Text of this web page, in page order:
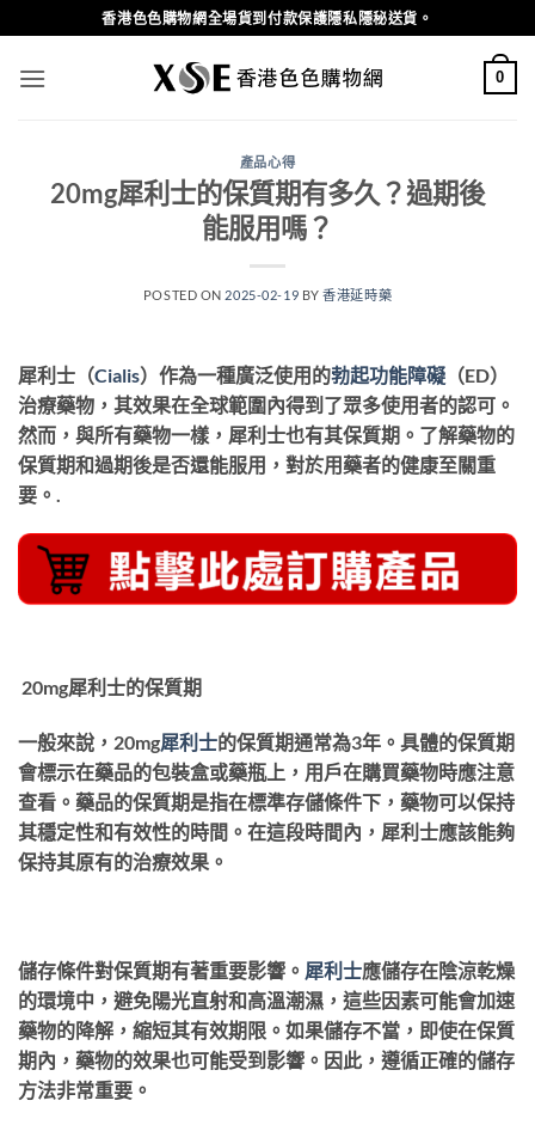
to
content
香港色色購物網全場貨到付款保護隱私隱秘送貨。
0
產品心得
20mg犀利士的保質期有多久？過期後
能服用嗎？
POSTED ON 2025-02-19 BY香港延時藥
犀利士（Cialis）作為一種廣泛使用的勃起功能障礙 （ED）
治療藥物，其效果在全球範圍內得到了眾多使用者的認可。
然而，與所有藥物一樣，犀利士也有其保質期。了解藥物的
保質期和過期後是否還能服用，對於用藥者的健康至關重
要。.
20mg犀利士的保質期
一般來說，20mg犀利士的保質期通常為3年。具體的保質期
會標示在藥品的包裝盒或藥瓶上，用戶在購買藥物時應注意
查看。藥品的保質期是指在標準存儲條件下，藥物可以保持
其穩定性和有效性的時間。在這段時間內，犀利士應該能夠
保持其原有的治療效果。
儲存條件對保質期有著重要影響。 犀利士應儲存在陰涼乾燥
的環境中，避免陽光直射和高溫潮濕，這些因素可能會加速
藥物的降解，縮短其有效期限。如果儲存不當，即使在保質
期內，藥物的效果也可能受到影響。因此，遵循正確的儲存
方法非常重要。